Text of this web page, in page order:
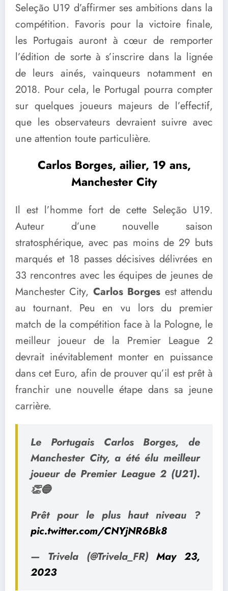
Seleção U19 d’affirmer ses ambitions dans la
compétition. Favoris pour la victoire finale,
les Portugais auront à cœur de remporter
l’édition de sorte à s’inscrire dans la lignée
de leurs ainés, vainqueurs notamment en
2018. Pour cela, le Portugal pourra compter
sur quelques joueurs majeurs de l’effectif,
que les observateurs devraient suivre avec
une attention toute particulière.
Carlos Borges, ailier, 19 ans,
Manchester City
Il est l’homme fort de cette Seleção U19.
Auteur d’une nouvelle saison
stratosphérique, avec pas moins de 29 buts
marqués et 18 passes décisives délivrées en
33 rencontres avec les équipes de jeunes de
Manchester City, Carlos Borges est attendu
au tournant. Peu en vu lors du premier
match de la compétition face à la Pologne, le
meilleur joueur de la Premier League 2
devrait inévitablement monter en puissance
dans cet Euro, afin de prouver qu’il est prêt à
franchir une nouvelle étape dans sa jeune
carrière.
Le Portugais Carlos Borges, de
Manchester City, a été élu meilleur
joueur de Premier League 2 (U21).
👏🔵
Prêt pour le plus haut niveau ?
pic.twitter.com/CNYjNR6Bk8
— Trivela (@Trivela_FR)May 23,
2023